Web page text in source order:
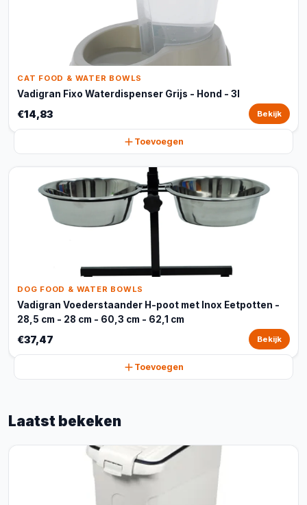
CAT FOOD & WATER BOWLS
Vadigran Fixo Waterdispenser Grijs - Hond - 3l
€14,83 Bekijk
Toevoegen
DOG FOOD & WATER BOWLS
Vadigran Voederstaander H-poot met Inox Eetpotten -
28,5 cm - 28 cm - 60,3 cm - 62,1 cm
€37,47 Bekijk
Toevoegen
Laatst bekeken